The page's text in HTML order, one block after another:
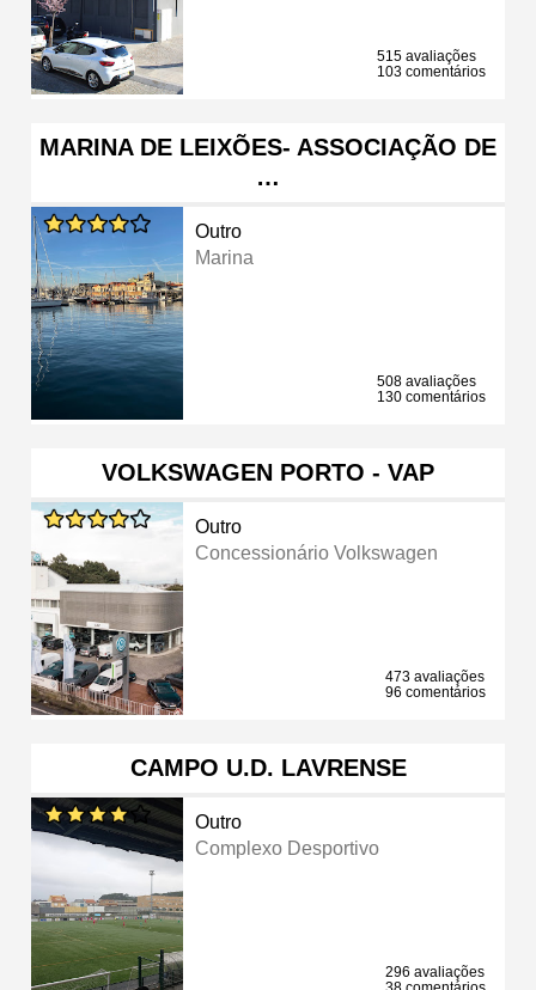
515 avaliações
103 comentários
MARINA DE LEIXÕES- ASSOCIAÇÃO DE
…
Outro
Marina
508 avaliações
130 comentários
VOLKSWAGEN PORTO - VAP
Outro
Concessionário Volkswagen
473 avaliações
96 comentários
CAMPO U.D. LAVRENSE
Outro
Complexo Desportivo
296 avaliações